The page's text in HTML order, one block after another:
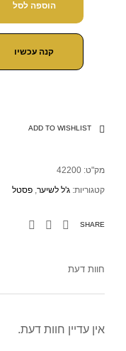
הוספה לסל
קנה עכשיו
ADD TO WISHLIST
מק"ט: 42200
קטגוריות: ג'ל לשיער, פסטל
SHARE
חוות דעת
אין עדיין חוות דעת.